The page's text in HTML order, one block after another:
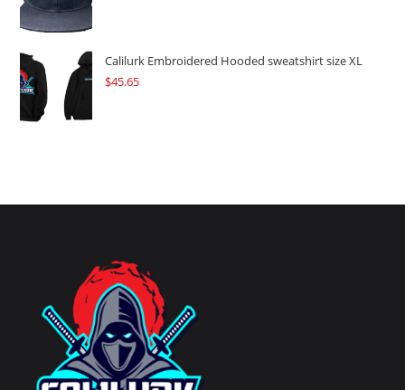
Calilurk Embroidered Hooded sweatshirt size XL
$45.65